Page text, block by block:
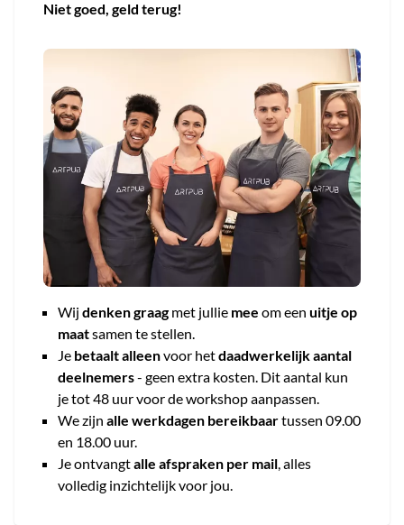
Niet goed, geld terug!
Wij denken graagmet jullie mee om een uitje op
maatsamen te stellen.
Je betaalt alleenvoor hetdaadwerkelijk aantal
deelnemers- geen extra kosten. Dit aantal kun
je tot 48 uur voor de workshop aanpassen.
We zijn alle werkdagen bereikbaartussen 09.00
en 18.00 uur.
Je ontvangtalle afspraken per mail, alles
volledig inzichtelijk voor jou.